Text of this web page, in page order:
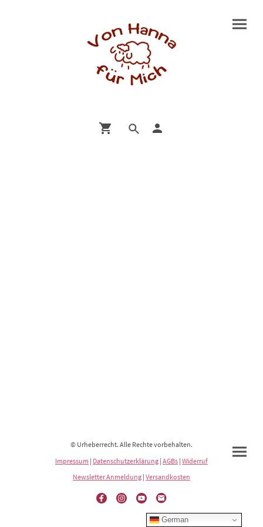
© Urheberrecht. Alle Rechte vorbehalten.
Impressum | Datenschutzerklärung | AGBs | Widerruf
Newsletter Anmeldung | Versandkosten
German